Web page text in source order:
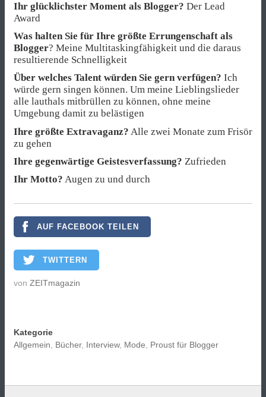
Ihr glücklichster Moment als Blogger? Der Lead
Award
Was halten Sie für Ihre größte Errungenschaft als
Blogger? Meine Multitaskingfähigkeit und die daraus
resultierende Schnelligkeit
Über welches Talent würden Sie gern verfügen? Ich
würde gern singen können. Um meine Lieblingslieder
alle lauthals mitbrüllen zu können, ohne meine
Umgebung damit zu belästigen
Ihre größte Extravaganz? Alle zwei Monate zum Frisör
zu gehen
Ihre gegenwärtige Geistesverfassung? Zufrieden
Ihr Motto? Augen zu und durch
AUF FACEBOOK TEILEN
TWITTERN
von ZEITmagazin
Kategorie
Allgemein, Bücher, Interview, Mode, Proust für Blogger